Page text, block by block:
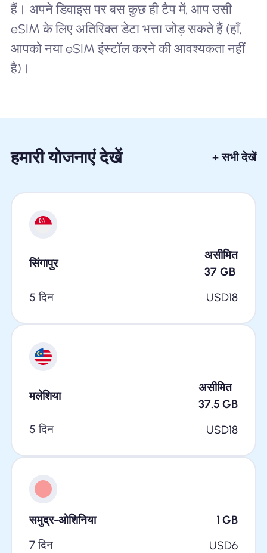
हैं। अपने डिवाइस पर बस कुछ ही टैप में, आप उसी
eSIM के लिए अतिरिक्त डेटा भत्ता जोड़ सकते हैं (हाँ,
आपको नया eSIM इंस्टॉल करने की आवश्यकता नहीं
है)।
हमारी योजनाएं देखें + सभी देखें
सिंगापुर
असीमित
37 GB
5 दिन
USD18
मलेशिया
असीमित
37.5 GB
5 दिन
USD18
समुद्र-ओशिनिया 1 GB
7 दिन
USD6